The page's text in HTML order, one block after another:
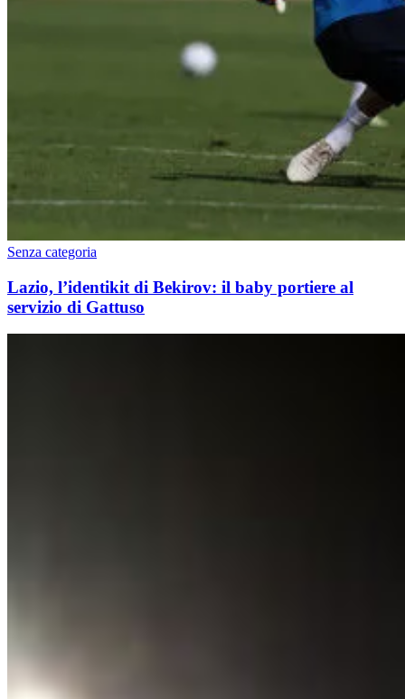
Senza categoria
Lazio, l’identikit di Bekirov: il baby portiere al
servizio di Gattuso